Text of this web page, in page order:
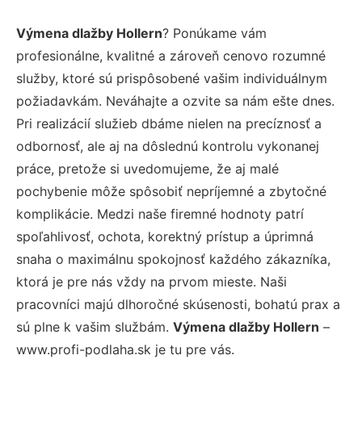
Výmena dlažby Hollern? Ponúkame vám
profesionálne, kvalitné a zároveň cenovo rozumné
služby, ktoré sú prispôsobené vašim individuálnym
požiadavkám. Neváhajte a ozvite sa nám ešte dnes.
Pri realizácií služieb dbáme nielen na precíznosť a
odbornosť, ale aj na dôslednú kontrolu vykonanej
práce, pretože si uvedomujeme, že aj malé
pochybenie môže spôsobiť nepríjemné a zbytočné
komplikácie. Medzi naše firemné hodnoty patrí
spoľahlivosť, ochota, korektný prístup a úprimná
snaha o maximálnu spokojnosť každého zákazníka,
ktorá je pre nás vždy na prvom mieste. Naši
pracovníci majú dlhoročné skúsenosti, bohatú prax a
sú plne k vašim službám. Výmena dlažby Hollern –
www.profi-podlaha.sk je tu pre vás.